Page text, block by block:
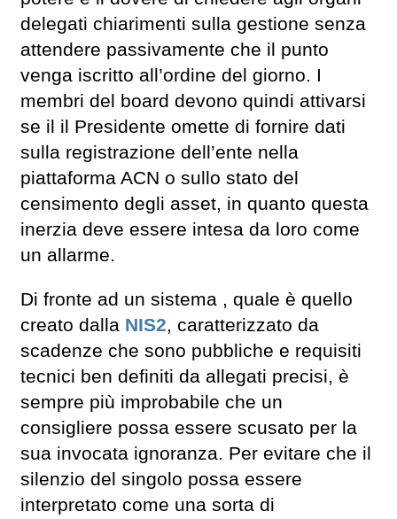
delegati chiarimenti sulla gestione senza
attendere passivamente che il punto
venga iscritto all’ordine del giorno. I
membri del board devono quindi attivarsi
se il il Presidente omette di fornire dati
sulla registrazione dell’ente nella
piattaforma ACN o sullo stato del
censimento degli asset, in quanto questa
inerzia deve essere intesa da loro come
un allarme.
Di fronte ad un sistema , quale è quello
creato dalla NIS2, caratterizzato da
scadenze che sono pubbliche e requisiti
tecnici ben definiti da allegati precisi, è
sempre più improbabile che un
consigliere possa essere scusato per la
sua invocata ignoranza. Per evitare che il
silenzio del singolo possa essere
interpretato come una sorta di